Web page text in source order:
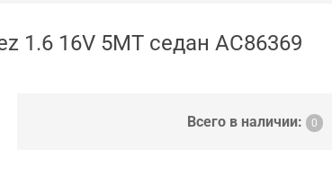
1.6 16V 5MT седан AC86369
Всего в наличии: 0